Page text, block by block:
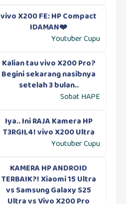
vivo X200 FE: HP Compact
IDAMAN❤️
Youtuber Cupu
Kalian tau vivo X200 Pro?
Begini sekarang nasibnya
setelah 3 bulan..
Sobat HAPE
Iya.. Ini RAJA Kamera HP
T3RGIL4! vivo X200 Ultra
Youtuber Cupu
KAMERA HP ANDROID
TERBAIK?! Xiaomi 15 Ultra
vs Samsung Galaxy S25